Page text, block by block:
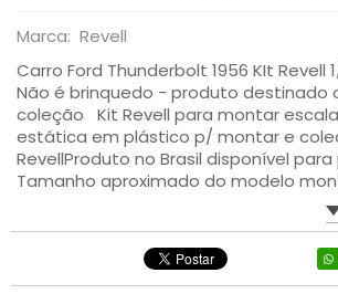
Marca: Revell
Carro Ford Thunderbolt 1956 KIt
Não é brinquedo - produto destinado
coleção Kit Revell para montar
estática em plástico p/ montar e
RevellProduto no Brasil disponível
Tamanho aproximado do modelo